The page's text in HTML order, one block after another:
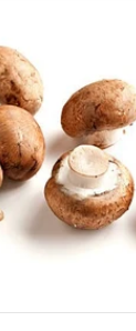
modal